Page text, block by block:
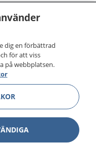
och vård
information om
du kan kontakta.
dig en förbättrad
för att viss
på webbplatsen.